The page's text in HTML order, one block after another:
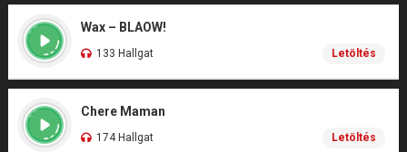
Wax – BLAOW!
133 Hallgat Letöltés
Chere Maman
174 Hallgat Letöltés